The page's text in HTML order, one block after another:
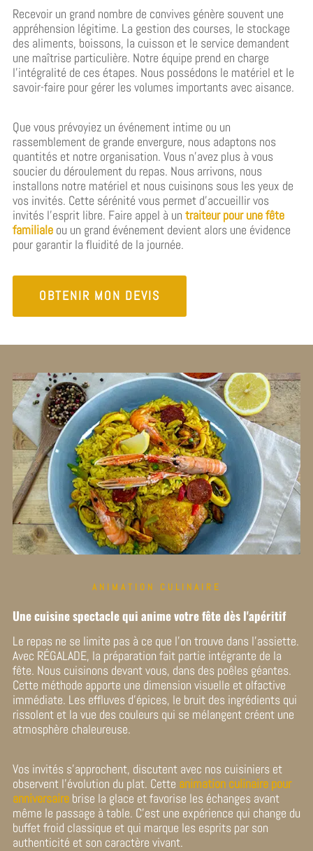
Recevoir un grand nombre de convives génère souvent une
appréhension légitime. La gestion des courses, le stockage
des aliments, boissons, la cuisson et le service demandent
une maîtrise particulière. Notre équipe prend en charge
l’intégralité de ces étapes. Nous possédons le matériel et le
savoir-faire pour gérer les volumes importants avec aisance.
Que vous prévoyiez un événement intime ou un
rassemblement de grande envergure, nous adaptons nos
quantités et notre organisation. Vous n’avez plus à vous
soucier du déroulement du repas. Nous arrivons, nous
installons notre matériel et nous cuisinons sous les yeux de
vos invités. Cette sérénité vous permet d’accueillir vos
invités l’esprit libre. Faire appel à un traiteur pour une fête
familiale ou un grand événement devient alors une évidence
pour garantir la fluidité de la journée.
OBTENIR MON DEVIS
ANIMATION CULINAIRE
Une cuisine spectacle qui anime votre fête dès l'apéritif
Le repas ne se limite pas à ce que l’on trouve dans l’assiette.
Avec RÉGALADE, la préparation fait partie intégrante de la
fête. Nous cuisinons devant vous, dans des poêles géantes.
Cette méthode apporte une dimension visuelle et olfactive
immédiate. Les effluves d’épices, le bruit des ingrédients qui
rissolent et la vue des couleurs qui se mélangent créent une
atmosphère chaleureuse.
Vos invités s’approchent, discutent avec nos cuisiniers et
observent l’évolution du plat. Cette animation culinaire pour
anniversaire brise la glace et favorise les échanges avant
même le passage à table. C’est une expérience qui change du
buffet froid classique et qui marque les esprits par son
authenticité et son caractère vivant.